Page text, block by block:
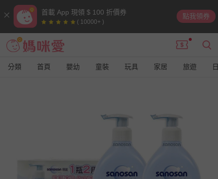
首載 App 現領 $ 100 折價券
( 10000+ )
點我領券
分類 首頁 嬰幼 童裝 玩具 家居 旅遊